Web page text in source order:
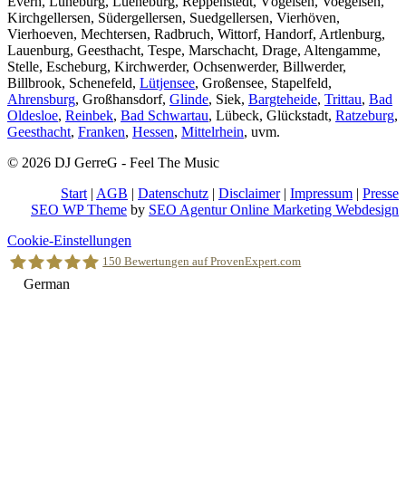
Kirchgellersen, Südergellersen, Suedgellersen, Vierhöven,
Vierhoeven, Mechtersen, Radbruch, Wittorf, Handorf, Artlenburg,
Lauenburg, Geesthacht, Tespe, Marschacht, Drage, Altengamme,
Stelle, Escheburg, Kirchwerder, Ochsenwerder, Billwerder,
Billbrook, Schenefeld, Lütjensee, Großensee, Stapelfeld,
Ahrensburg, Großhansdorf, Glinde, Siek, Bargteheide, Trittau, Bad
Oldesloe, Reinbek, Bad Schwartau, Lübeck, Glückstadt, Ratzeburg,
Geesthacht, Franken, Hessen, Mittelrhein, uvm.
© 2026 DJ GerreG - Feel The Music
Start | AGB | Datenschutz | Disclaimer| Impressum | Presse
SEO WP Theme by SEO Agentur Online Marketing Webdesign
Nach
oben
scrollen
Cookie-Einstellungen
150 Bewertungen auf ProvenExpert.com
German